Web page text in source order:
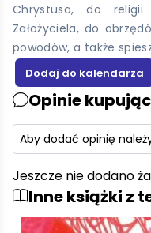
Chrystusa, do
Założyciela, do
powodów, a także
Opinie
Aby dodać opinię
Jeszcze nie dodano
Inne książki z